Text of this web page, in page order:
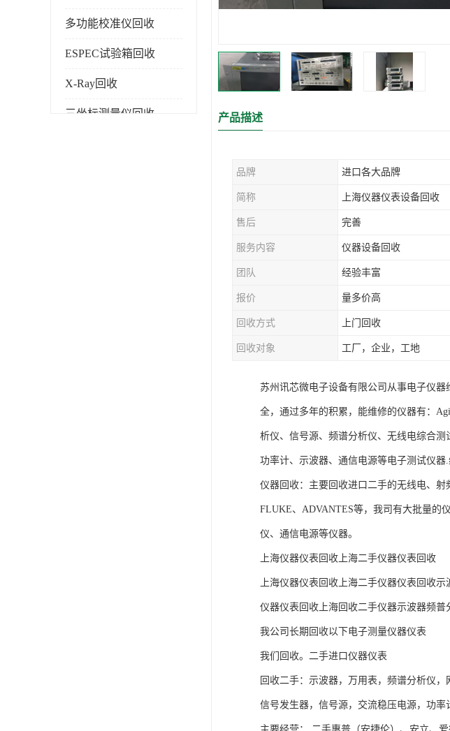
多功能校准仪回收
ESPEC试验箱回收
X-Ray回收
三坐标测量仪回收 产品描述
品牌 进口各大品牌
简称 上海仪器仪表设备回收
售后 完善
服务内容 仪器设备回收
团队 经验丰富
报价 量多价高
回收方式 上门回收
回收对象 工厂，企业，工地
苏州讯芯微电子设备有限公司从事电子仪
全，通过多年的积累，能维修的仪器有：
析仪、信号源、频谱分析仪、无线电综合
功率计、示波器、通信电源等电子测试仪器
仪器回收：主要回收进口二手的无线电、射
FLUKE、ADVANTES等，我司有大批量的
仪、通信电源等仪器。
上海仪器仪表回收上海二手仪器仪表回收
上海仪器仪表回收上海二手仪器仪表回收
仪器仪表回收上海回收二手仪器示波器频普
我公司长期回收以下电子测量仪器仪表
我们回收。二手进口仪器仪表
回收二手：示波器，万用表，频谱分析仪
信号发生器，信号源，交流稳压电源，功率